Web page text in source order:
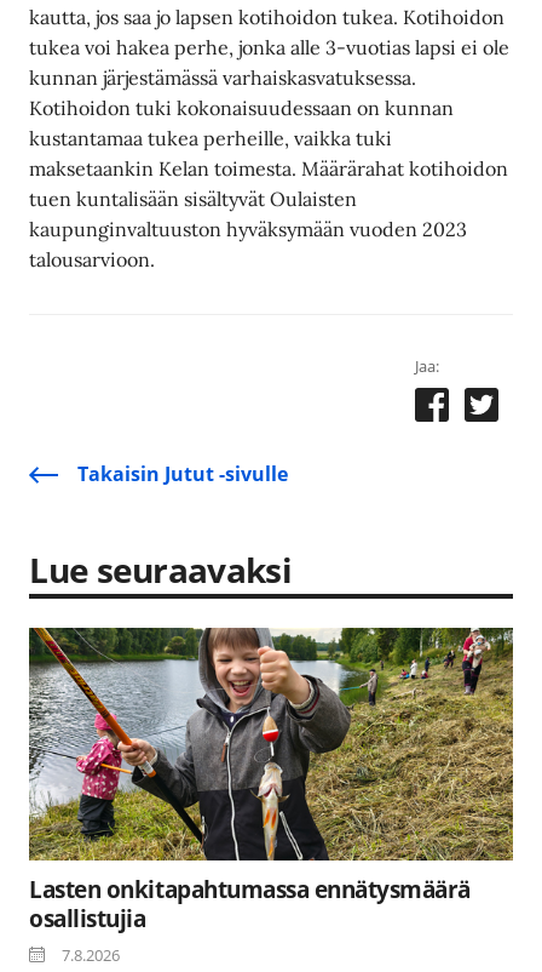
kautta, jos saa jo lapsen kotihoidon tukea. Kotihoidon
tukea voi hakea perhe, jonka alle 3-vuotias lapsi ei ole
kunnan järjestämässä varhaiskasvatuksessa.
Kotihoidon tuki kokonaisuudessaan on kunnan
kustantamaa tukea perheille, vaikka tuki
maksetaankin Kelan toimesta. Määrärahat kotihoidon
tuen kuntalisään sisältyvät Oulaisten
kaupunginvaltuuston hyväksymään vuoden 2023
talousarvioon.
Jaa:
Takaisin Jutut -sivulle
Lue seuraavaksi
Lasten onkitapahtumassa ennätysmäärä
osallistujia
7.8.2026